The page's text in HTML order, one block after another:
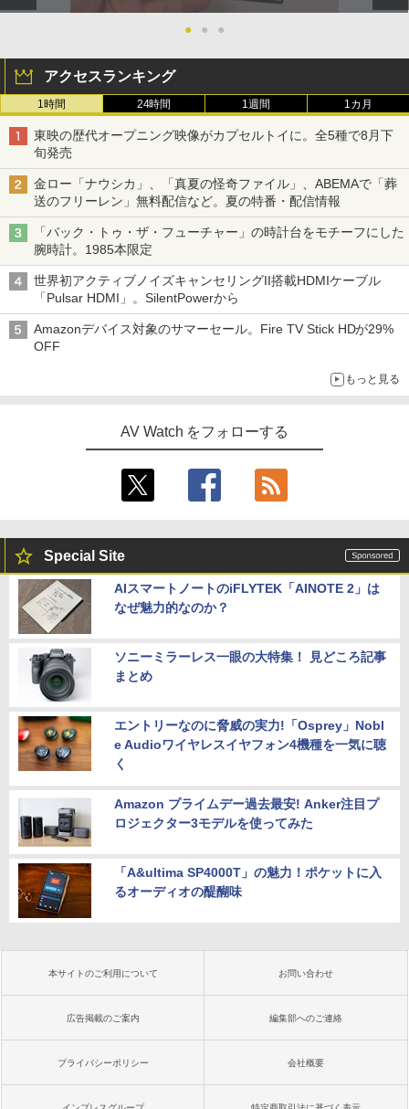
● ● ●
アクセスランキング
1時間 24時間 1週間 1カ月
東映の歴代オープニング映像がカプセルトイに。全5種で8月下
旬発売
金ロー「ナウシカ」、「真夏の怪奇ファイル」、ABEMAで「葬
送のフリーレン」無料配信など。夏の特番・配信情報
「バック・トゥ・ザ・フューチャー」の時計台をモチーフにした
腕時計。1985本限定
世界初アクティブノイズキャンセリングII搭載HDMIケーブル
「Pulsar HDMI」。SilentPowerから
Amazonデバイス対象のサマーセール。Fire TV Stick HDが29%
OFF
もっと見る
AV Watch をフォローする
Special Site
AIスマートノートのiFLYTEK「AINOTE 2」は
なぜ魅力的なのか？
ソニーミラーレス一眼の大特集！ 見どころ記事
まとめ
エントリーなのに脅威の実力!「Osprey」Nobl
e Audioワイヤレスイヤフォン4機種を一気に聴
く
Amazon プライムデー過去最安! Anker注目プ
ロジェクター3モデルを使ってみた
「A&ultima SP4000T」の魅力！ポケットに入
るオーディオの醍醐味
本サイトのご利用について お問い合わせ
広告掲載のご案内 編集部へのご連絡
プライバシーポリシー 会社概要